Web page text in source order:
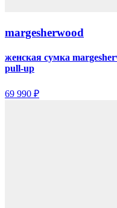
margesherwood
женская сумка
pull-up
69 990 ₽